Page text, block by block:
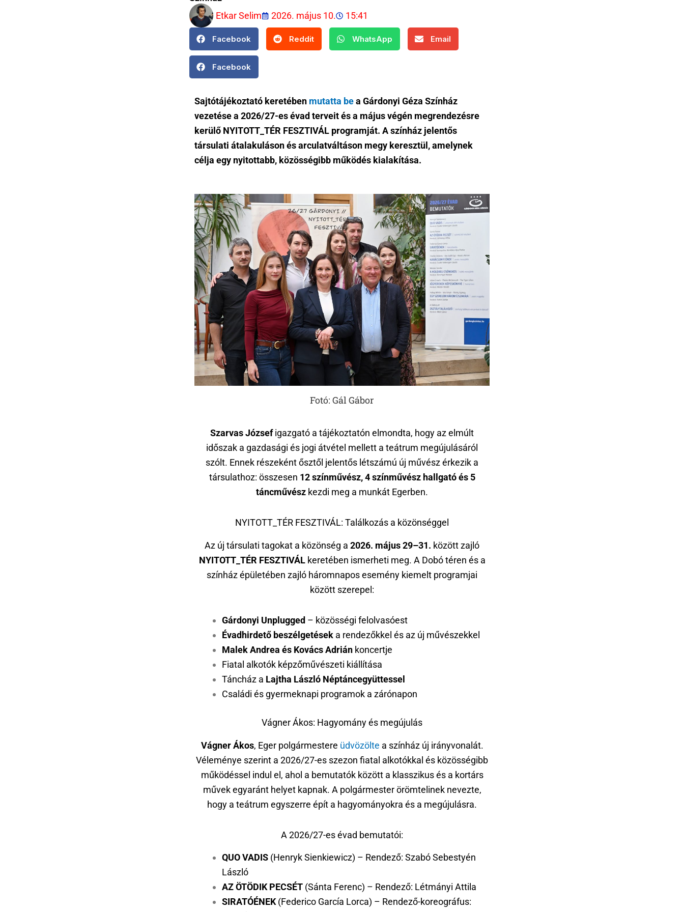
Etkar Selim
2026. május 10. 15:41
Facebook Reddit WhatsApp Email
Facebook
Sajtótájékoztató keretében mutatta bea Gárdonyi Géza Színház
vezetése a 2026/27-es évad terveit és a május végén megrendezésre
kerülő NYITOTT_TÉR FESZTIVÁL programját. A színház jelentős
társulati átalakuláson és arculatváltáson megy keresztül, amelynek
célja egy nyitottabb, közösségibb működés kialakítása.
Fotó: Gál Gábor
Szarvas Józsefigazgató a tájékoztatón elmondta, hogy az elmúlt
időszak a gazdasági és jogi átvétel mellett a teátrum megújulásáról
szólt. Ennek részeként ősztől jelentős létszámú új művész érkezik a
társulathoz: összesen 12 színművész, 4 színművész hallgató és 5
táncművész kezdi meg a munkát Egerben.
NYITOTT_TÉR FESZTIVÁL: Találkozás a közönséggel
Az új társulati tagokat a közönség a 2026. május 29–31. között zajló
NYITOTT_TÉR FESZTIVÁLkeretében ismerheti meg. A Dobó téren és a
színház épületében zajló háromnapos esemény kiemelt programjai
között szerepel:
Gárdonyi Unplugged – közösségi felolvasóest
Évadhirdető beszélgetések a rendezőkkel és az új művészekkel
Malek Andrea és Kovács Adrián koncertje
Fiatal alkotók képzőművészeti kiállítása
Táncház a Lajtha László Néptáncegyüttessel
Családi és gyermeknapi programok a zárónapon
Vágner Ákos: Hagyomány és megújulás
Vágner Ákos, Eger polgármestere üdvözölte a színház új irányvonalát.
Véleménye szerint a 2026/27-es szezon fiatal alkotókkal és közösségibb
működéssel indul el, ahol a bemutatók között a klasszikus és a kortárs
művek egyaránt helyet kapnak. A polgármester örömtelinek nevezte,
hogy a teátrum egyszerre épít a hagyományokra és a megújulásra.
A 2026/27-es évad bemutatói:
QUO VADIS (Henryk Sienkiewicz) – Rendező: Szabó Sebestyén
László
AZ ÖTÖDIK PECSÉT (Sánta Ferenc) – Rendező: Létmányi Attila
SIRATÓÉNEK(Federico García Lorca) – Rendező-koreográfus: